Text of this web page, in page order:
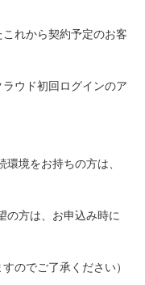
ら契約予定のお客
初回ログインのア
お持ちの方は、
は、お申込み時に
ご了承ください）